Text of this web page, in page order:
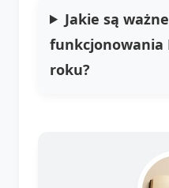
Jakie są
funkcjonowania
roku?